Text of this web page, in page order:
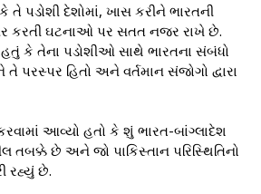
પડોશી દેશોમાં, ખાસ કરીને ભારતની
કરતી ઘટનાઓ પર સતત નજર રાખે છે.
કે તેના પડોશીઓ સાથે ભારતના સંબંધો
પરસ્પર હિતો અને વર્તમાન સંજોગો દ્વારા
આવ્યો હતો કે શું ભારત-બાંગ્લાદેશ
તબક્કે છે અને જો પાકિસ્તાન પરિસ્થિતિનો
રહ્યું છે.